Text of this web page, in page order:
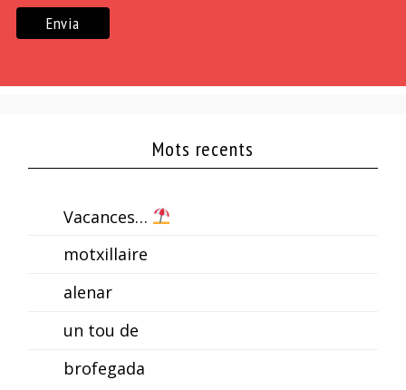
Mots recents
Vacances…
motxillaire
alenar
un tou de
brofegada